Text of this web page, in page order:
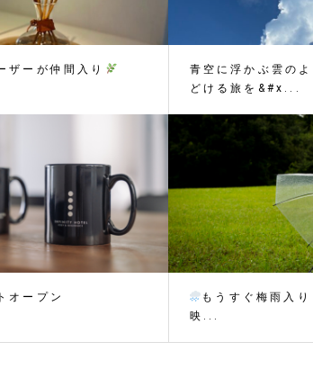
ザーが仲間入り
青空に浮かぶ雲の
どける旅を&#x...
オープン
もうすぐ梅雨入
映...